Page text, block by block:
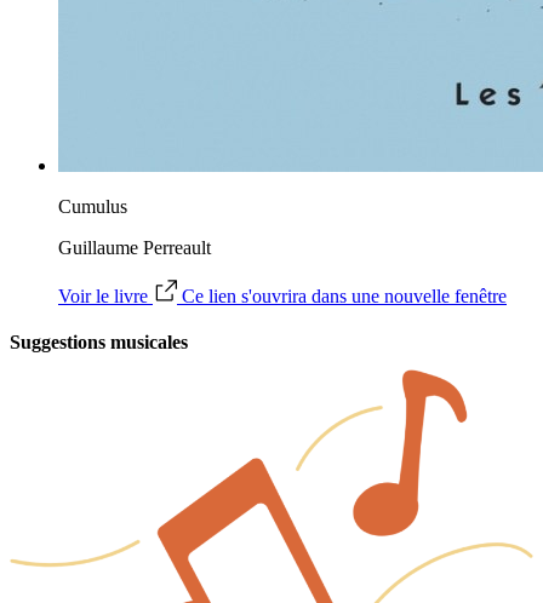
Cumulus
Guillaume Perreault
Voir le livre Ce lien s'ouvrira dans une nouvelle fenêtre
Suggestions musicales